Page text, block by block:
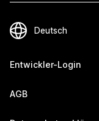
Entwickler-Login
AGB